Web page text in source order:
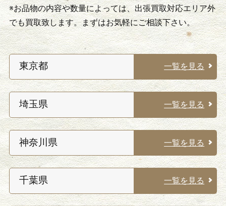
※お品物の内容や数量によっては、出張買取対応エリア外
でも買取致します。まずはお気軽にご相談下さい。
東京都 一覧を見る
埼玉県 一覧を見る
神奈川県 一覧を見る
千葉県 一覧を見る